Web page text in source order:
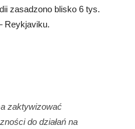
zasadzono blisko 6 tys.
Reykjaviku.
zaktywizować
do działań na